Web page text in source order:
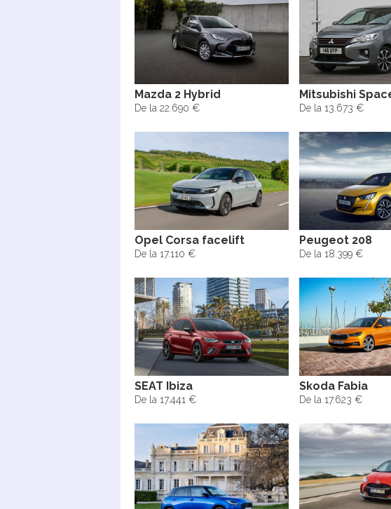
Mazda 2 Hybrid
De la 22.690 €
Mitsubishi
De la 13.673 €
Opel Corsa facelift
De la 17.110 €
Peugeot 208
De la 18.399 €
SEAT Ibiza
De la 17.441 €
Skoda Fabia
De la 17.623 €